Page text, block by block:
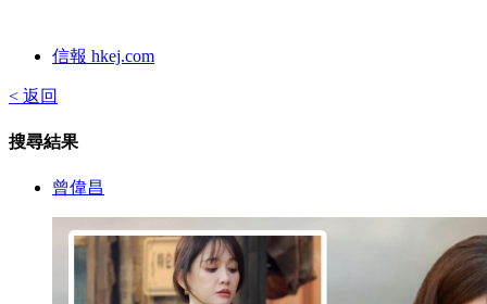
信報 hkej.com
< 返回
搜尋結果
曾偉昌